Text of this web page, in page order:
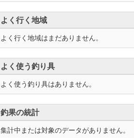
よく行く地域
よく行く地域はまだありません。
よく使う釣り具
よく使う釣り具はありません。
釣果の統計
集計中または対象のデータがありません。